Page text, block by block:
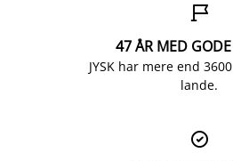

47 ÅR MED
JYSK har mere end
lande.
